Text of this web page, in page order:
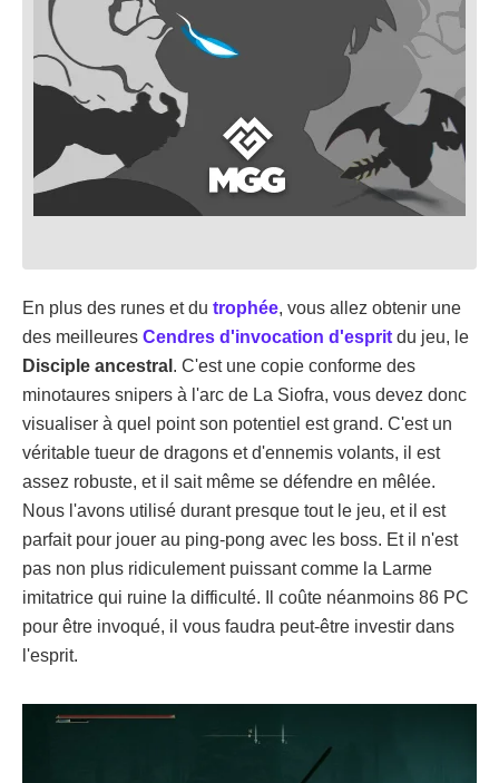
En plus des runes et du trophée, vous allez obtenir une
des meilleures Cendres d'invocation d'esprit du jeu, le
Disciple ancestral . C'est une copie conforme des
minotaures snipers à l'arc de La Siofra, vous devez donc
visualiser à quel point son potentiel est grand. C'est un
véritable tueur de dragons et d'ennemis volants, il est
assez robuste, et il sait même se défendre en mêlée.
Nous l'avons utilisé durant presque tout le jeu, et il est
parfait pour jouer au ping-pong avec les boss. Et il n'est
pas non plus ridiculement puissant comme la Larme
imitatrice qui ruine la difficulté. Il coûte néanmoins 86 PC
pour être invoqué, il vous faudra peut-être investir dans
l'esprit.